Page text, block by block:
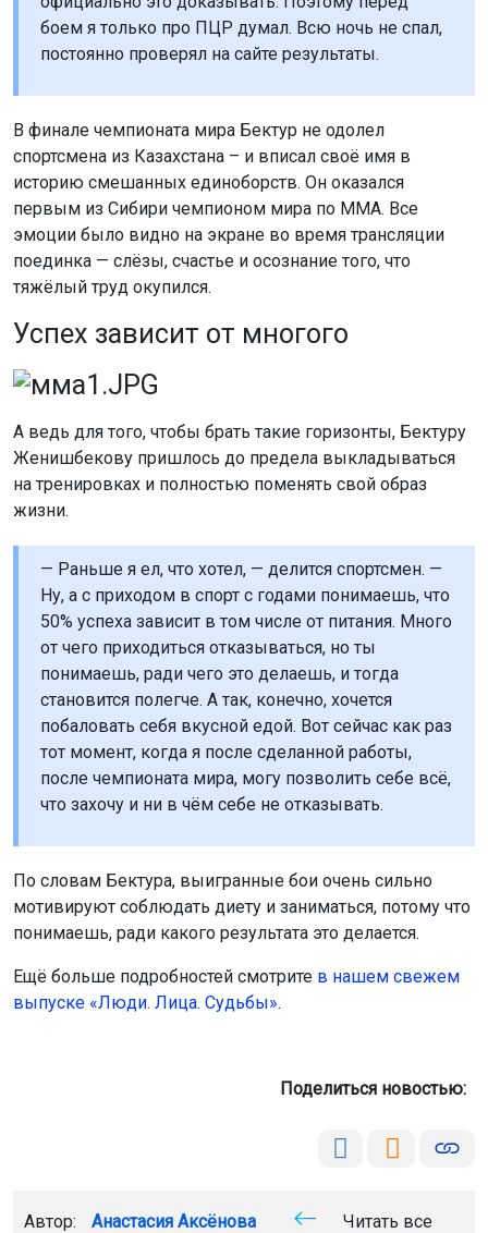
боем я только про ПЦР думал. Всю ночь не спал,
постоянно проверял на сайте результаты.
В финале чемпионата мира Бектур не одолел
спортсмена из Казахстана – и вписал своё имя в
историю смешанных единоборств. Он оказался
первым из Сибири чемпионом мира по ММА. Все
эмоции было видно на экране во время трансляции
поединка — слёзы, счастье и осознание того, что
тяжёлый труд окупился.
Успех зависит от многого
А ведь для того, чтобы брать такие горизонты, Бектуру
Женишбекову пришлось до предела выкладываться
на тренировках и полностью поменять свой образ
жизни.
— Раньше я ел, что хотел, — делится спортсмен. —
Ну, а с приходом в спорт с годами понимаешь, что
50% успеха зависит в том числе от питания. Много
от чего приходиться отказываться, но ты
понимаешь, ради чего это делаешь, и тогда
становится полегче. А так, конечно, хочется
побаловать себя вкусной едой. Вот сейчас как раз
тот момент, когда я после сделанной работы,
после чемпионата мира, могу позволить себе всё,
что захочу и ни в чём себе не отказывать.
По словам Бектура, выигранные бои очень сильно
мотивируют соблюдать диету и заниматься, потому что
понимаешь, ради какого результата это делается.
Ещё больше подробностей смотрите в нашем свежем
выпуске «Люди. Лица. Судьбы».
Поделиться новостью:
Автор: Анастасия Аксёнова
Читать все